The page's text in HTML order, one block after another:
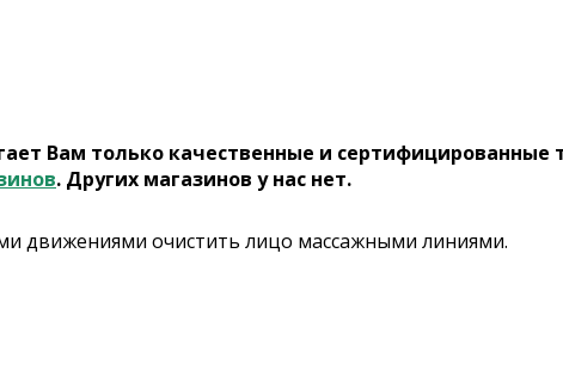
Вам только качественные и сертифицированные
. Других магазинов у нас нет.
движениями очистить лицо массажными линиями.